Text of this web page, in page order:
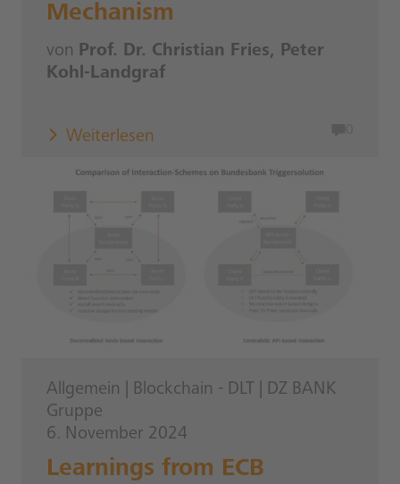
Mechanism
von Prof. Dr. Christian Fries, Peter
Kohl-Landgraf
Weiterlesen
Allgemein Blockchain - DLT
DZ BANK
Gruppe
6. November 2024
Learnings from ECB